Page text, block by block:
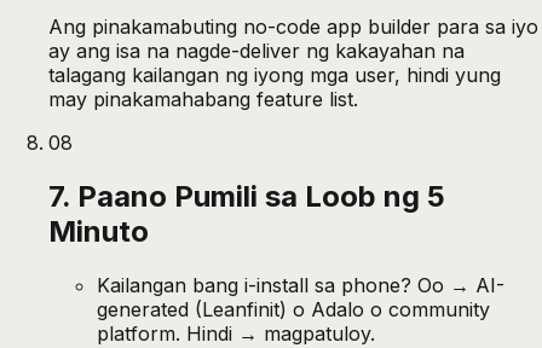
Ang pinakamabuting no-code app builder para sa iyo
ay ang isa na nagde-deliver ng kakayahan na
talagang kailangan ng iyong mga user, hindi yung
may pinakamahabang feature list.
08
7. Paano Pumili sa Loob ng 5
Minuto
Kailangan bang i-install sa phone? Oo → AI-
generated (Leanfinit) o Adalo o community
platform. Hindi → magpatuloy.